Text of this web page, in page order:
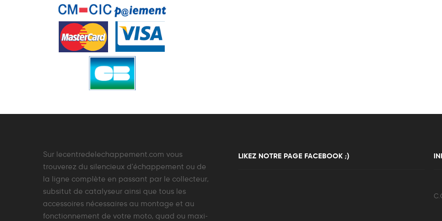
Sur lecentredelechappement.com vous
trouverez du silencieux d'échappement ou de
la ligne complète en passant par le collecteur,
subsitut de catalyseur ainsi que tous les
accessoires nécessaires au montage et au
fonctionnement de votre moto, quad ou maxi-
LIKEZ NOTRE PAGE FACEBOOK ;)